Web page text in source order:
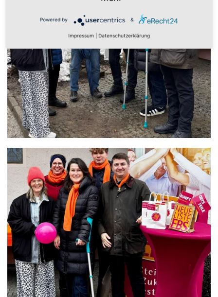
Powered by &
Impressum Datenschutzerklärung